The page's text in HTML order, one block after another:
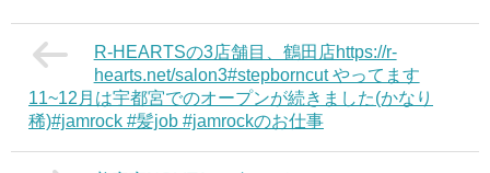
R-HEARTSの3店舗目、鶴田店https://r-
hearts.net/salon3#stepborncut やってます
11~12月は宇都宮でのオープンが続きました(かなり
稀)#jamrock #髪job #jamrockのお仕事